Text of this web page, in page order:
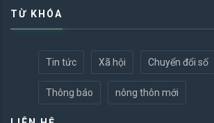
TỪ KHÓA
Tin tức Xã hội Chuyển đổi số
Thông báo nông thôn mới